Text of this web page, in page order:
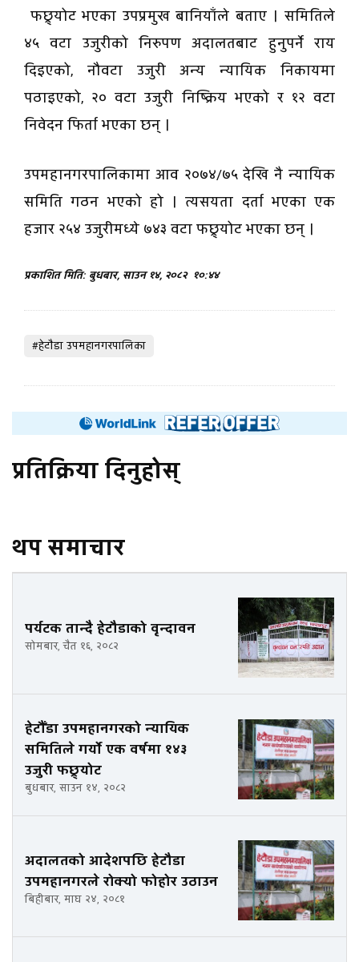
फछ्र्योट भएका उपप्रमुख बानियाँले बताए । समितिले
४५ वटा उजुरीको निरुपण अदालतबाट हुनुपर्ने राय
दिइएको, नौवटा उजुरी अन्य न्यायिक निकायमा
पठाइएको, २० वटा उजुरी निष्क्रिय भएको र १२ वटा
निवेदन फिर्ता भएका छन् ।
उपमहानगरपालिकामा आव २०७४/७५ देखि नै न्यायिक
समिति गठन भएको हो । त्यसयता दर्ता भएका एक
हजार २५४ उजुरीमध्ये ७४३ वटा फछ्र्योट भएका छन् ।
प्रकाशित मिति: बुधबार, साउन १४, २०८२ १०:४४
#हेटाैडा उपमहानगरपालिका
प्रतिक्रिया दिनुहोस्
थप समाचार
पर्यटक तान्दै हेटौडाको वृन्दावन
सोमबार, चैत १६, २०८२
हेटौँडा उपमहानगरको न्यायिक
समितिले गर्यो एक वर्षमा १४३
उजुरी फछ्र्योट
बुधबार, साउन १४, २०८२
अदालतको आदेशपछि हेटौडा
उपमहानगरले रोक्यो फोहोर उठाउन
बिहीबार, माघ २४, २०८१